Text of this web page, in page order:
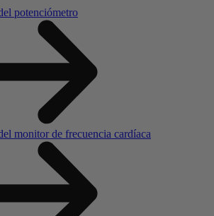
potenciómetro
monitor de frecuencia cardíaca